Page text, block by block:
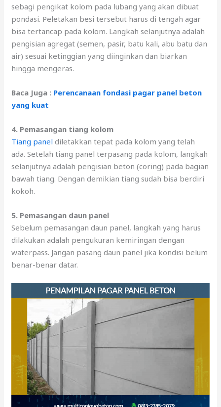
sebagi pengikat kolom pada lubang yang akan dibuat
pondasi. Peletakan besi tersebut harus di tengah agar
bisa tertancap pada kolom. Langkah selanjutnya adalah
pengisian agregat (semen, pasir, batu kali, abu batu dan
air) sesuai ketinggian yang diinginkan dan biarkan
hingga mengeras.
Baca Juga : Perencanaan fondasi pagar panel beton
yang kuat
4. Pemasangan tiang kolom
Tiang panel diletakkan tepat pada kolom yang telah
ada. Setelah tiang panel terpasang pada kolom, langkah
selanjutnya adalah pengisian beton (coring) pada bagian
bawah tiang. Dengan demikian tiang sudah bisa berdiri
kokoh.
5. Pemasangan daun panel
Sebelum pemasangan daun panel, langkah yang harus
dilakukan adalah pengukuran kemiringan dengan
waterpass. Jangan pasang daun panel jika kondisi belum
benar-benar datar.